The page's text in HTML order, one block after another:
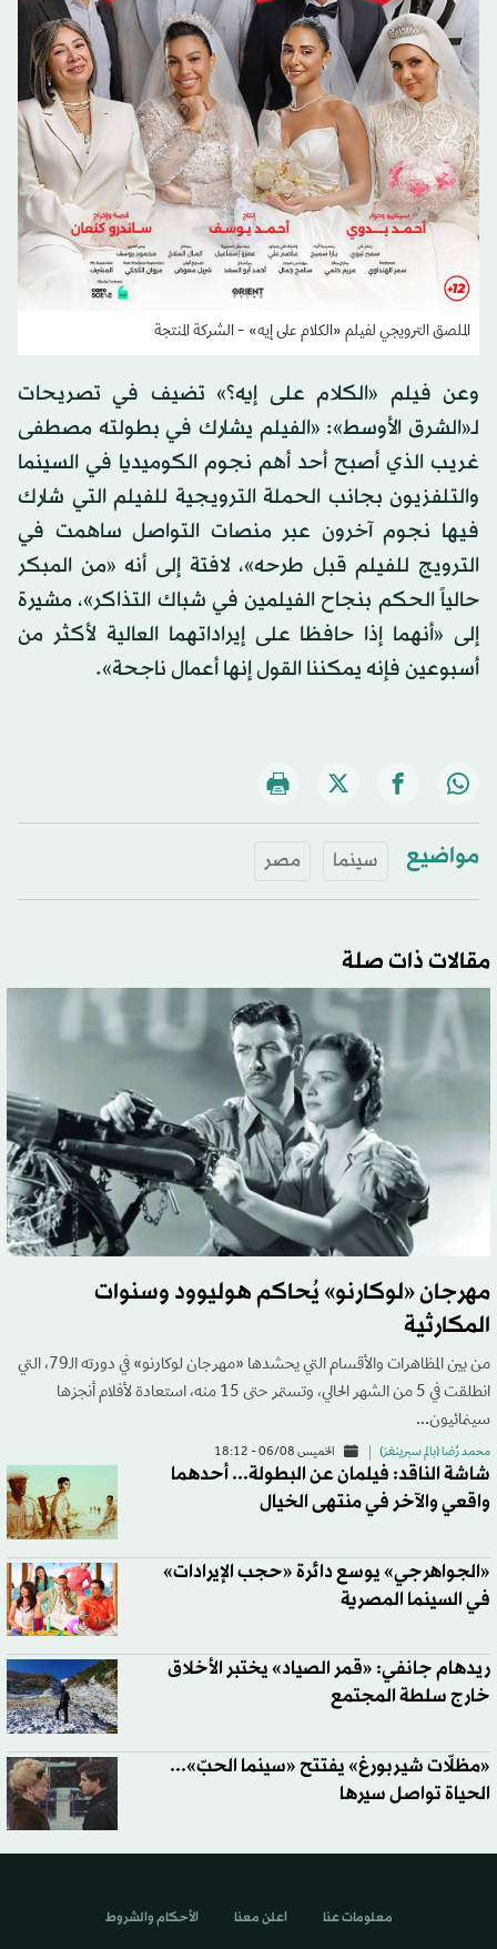
الملصق الترويجي لفيلم «الكلام على إيه» - الشركة المنتجة
وعن فيلم «الكلام على إيه؟» تضيف في تصريحات
لـ«الشرق الأوسط»: «الفيلم يشارك في بطولته مصطفى
غريب الذي أصبح أحد أهم نجوم الكوميديا في السينما
والتلفزيون بجانب الحملة الترويجية للفيلم التي شارك
فيها نجوم آخرون عبر منصات التواصل ساهمت في
الترويج للفيلم قبل طرحه»، لافتة إلى أنه «من المبكر
حالياً الحكم بنجاح الفيلمين في شباك التذاكر»، مشيرة
إلى «أنهما إذا حافظا على إيراداتهما العالية لأكثر من
أسبوعين فإنه يمكننا القول إنها أعمال ناجحة».
مواضيع سينما مصر
مقالات ذات صلة
مهرجان «لوكارنو» يُحاكم هوليوود وسنوات
المكارثية
من بين المظاهرات والأقسام التي يحشدها «مهرجان لوكارنو» في دورته الـ79، التي
انطلقت في 5 من الشهر الحالي، وتستمر حتى 15 منه، استعادة لأفلام أنجزها
سينمائيون...
محمد رُضا (بالم سبرينغز) الخميس 06/08 - 18:12
شاشة الناقد: فيلمان عن البطولة... أحدهما
واقعي والآخر في منتهى الخيال
«الجواهرجي» يوسع دائرة «حجب الإيرادات»
في السينما المصرية
ريدهام جانفي: «قمر الصياد» يختبر الأخلاق
خارج سلطة المجتمع
«مظلّات شيربورغ» يفتتح «سينما الحبّ»...
الحياة تواصل سيرها
معلومات عنا اعلن معنا الأحكام والشروط